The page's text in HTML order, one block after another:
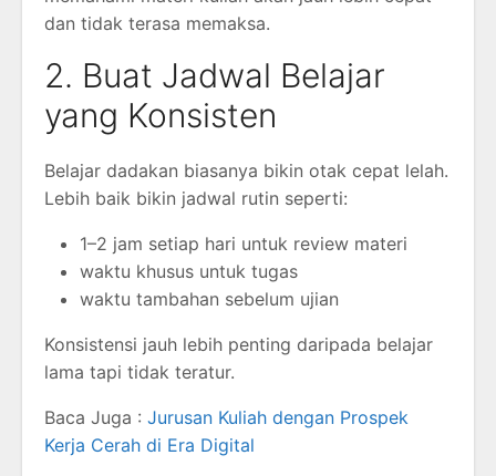
dan tidak terasa memaksa.
2. Buat Jadwal Belajar
yang Konsisten
Belajar dadakan biasanya bikin otak cepat lelah.
Lebih baik bikin jadwal rutin seperti:
1–2 jam setiap hari untuk review materi
waktu khusus untuk tugas
waktu tambahan sebelum ujian
Konsistensi jauh lebih penting daripada belajar
lama tapi tidak teratur.
Baca Juga : Jurusan Kuliah dengan Prospek
Kerja Cerah di Era Digital